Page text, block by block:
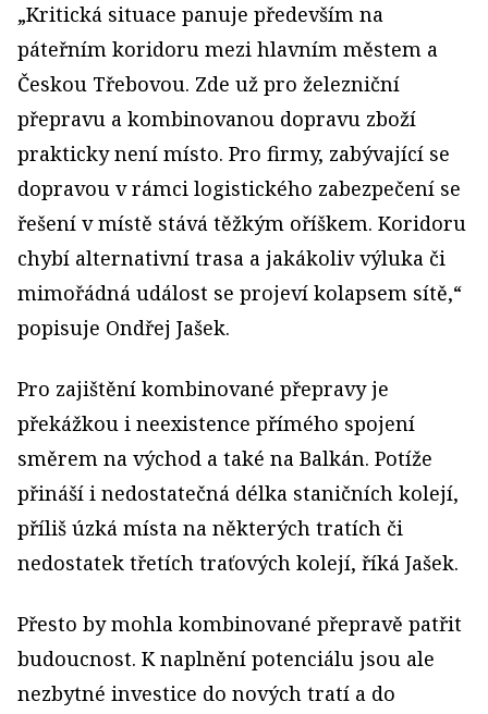
„Kritická situace panuje především na
páteřním koridoru mezi hlavním městem a
Českou Třebovou. Zde už pro železniční
přepravu a kombinovanou dopravu zboží
prakticky není místo. Pro firmy, zabývající se
dopravou v rámci logistického zabezpečení se
řešení v místě stává těžkým oříškem. Koridoru
chybí alternativní trasa a jakákoliv výluka či
mimořádná událost se projeví kolapsem sítě,“
popisuje Ondřej Jašek.
Pro zajištění kombinované přepravy je
překážkou i neexistence přímého spojení
směrem na východ a také na Balkán. Potíže
přináší i nedostatečná délka staničních kolejí,
příliš úzká místa na některých tratích či
nedostatek třetích traťových kolejí, říká Jašek.
Přesto by mohla kombinované přepravě patřit
budoucnost. K naplnění potenciálu jsou ale
nezbytné investice do nových tratí a do